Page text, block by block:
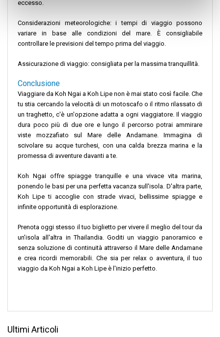
eccesso.
Considerazioni meteorologiche: i tempi di viaggio possono
variare in base alle condizioni del mare. È consigliabile
controllare le previsioni del tempo prima del viaggio.
Assicurazione di viaggio: consigliata per la massima tranquillità.
Conclusione
Viaggiare da Koh Ngai a Koh Lipe non è mai stato così facile. Che
tu stia cercando la velocità di un motoscafo o il ritmo rilassato di
un traghetto, c'è un'opzione adatta a ogni viaggiatore. Il viaggio
dura poco più di due ore e lungo il percorso potrai ammirare
viste mozzafiato sul Mare delle Andamane. Immagina di
scivolare su acque turchesi, con una calda brezza marina e la
promessa di avventure davanti a te.
Koh Ngai offre spiagge tranquille e una vivace vita marina,
ponendo le basi per una perfetta vacanza sull'isola. D'altra parte,
Koh Lipe ti accoglie con strade vivaci, bellissime spiagge e
infinite opportunità di esplorazione.
Prenota oggi stesso il tuo biglietto per vivere il meglio del tour da
un'isola all'altra in Thailandia. Goditi un viaggio panoramico e
senza soluzione di continuità attraverso il Mare delle Andamane
e crea ricordi memorabili. Che sia per relax o avventura, il tuo
viaggio da Koh Ngai a Koh Lipe è l'inizio perfetto.
Ultimi Articoli